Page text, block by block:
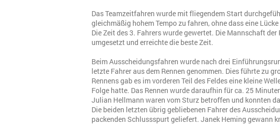
Das Teamzeitfahren wurde mit fliegendem Start
gleichmäßig hohem Tempo zu fahren, ohne dass eine
Die Zeit des 3. Fahrers wurde gewertet. Die Mannschaft
umgesetzt und erreichte die beste Zeit.
Beim Ausscheidungsfahren wurde nach drei
letzte Fahrer aus dem Rennen genommen. Dies führte zu
Rennens gab es im vorderen Teil des Feldes eine kleine
Folge hatte. Das Rennen wurde daraufhin für ca. 25
Julian Hellmann waren vom Sturz betroffen und konnten
Die beiden letzten übrig gebliebenen Fahrer des
packenden Schlussspurt geliefert. Janek Heming gewann